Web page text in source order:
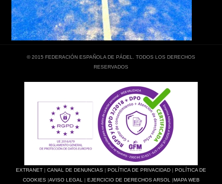
© 2015 FEDERACIÓN ESPAÑOLA DE PÁDEL. TODOS LOS DERECHOS
RESERVADOS
EXTRANET | CANAL DE DENUNCIAS | POLÍTICA DE PRIVACIDAD | POLÍTICA DE
COOKIES|AVISO LEGAL | EJERCICIO DE DERECHOS ARSOL |MAPA WEB